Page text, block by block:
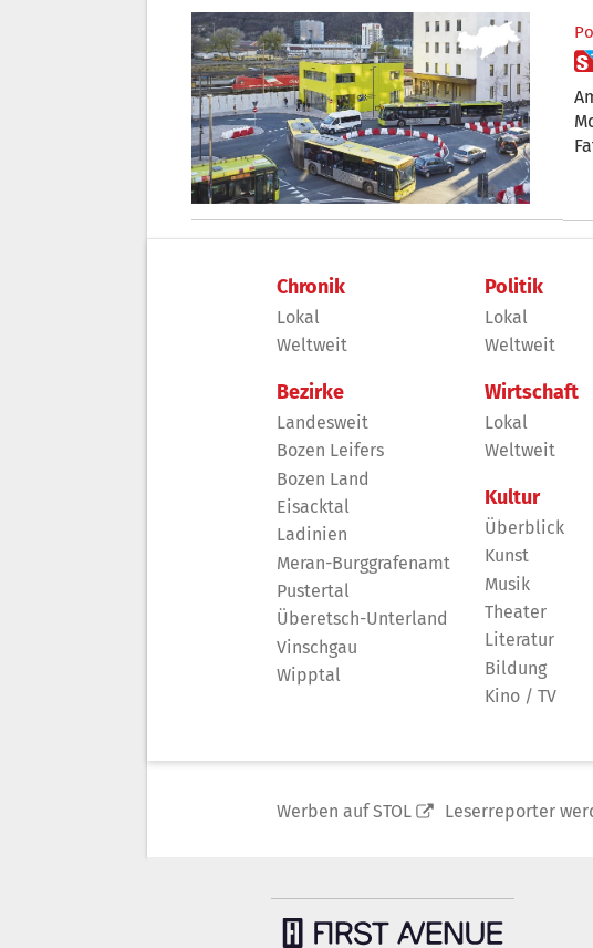
Chronik
Lokal
Weltweit
Bezirke
Landesweit
Bozen Leifers
Bozen Land
Eisacktal
Ladinien
Meran-Burggrafenamt
Pustertal
Überetsch-Unterland
Vinschgau
Wipptal
Politik
Lokal
Weltweit
Wirtschaft
Lokal
Weltweit
Kultur
Überblick
Kunst
Musik
Theater
Literatur
Bildung
Kino / TV
Werben auf STOL Leserreporter